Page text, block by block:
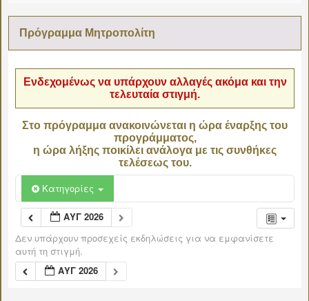
Πρόγραμμα Μητροπολίτη
Ενδεχομένως να υπάρχουν αλλαγές ακόμα και την
τελευταία στιγμή.
Στο πρόγραμμα ανακοινώνεται η ώρα έναρξης του
προγράμματος,
η ώρα λήξης ποικίλει ανάλογα με τις συνθήκες
τελέσεως του.
Κατηγορίες
ΑΥΓ 2026
Δεν υπάρχουν προσεχείς εκδηλώσεις για να εμφανίσετε
αυτή τη στιγμή.
ΑΥΓ 2026